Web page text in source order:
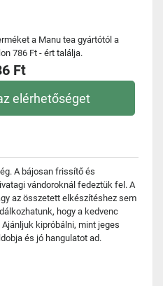
a Manu tea gyártótól a
786 Ft - ért találja.
Ft
elérhetőséget
A bájosan frissítő és
vándoroknál fedeztük fel. A
az összetett elkészítéshez sem
hogy a kedvenc
kipróbálni, mint jeges
és jó hangulatot ad.